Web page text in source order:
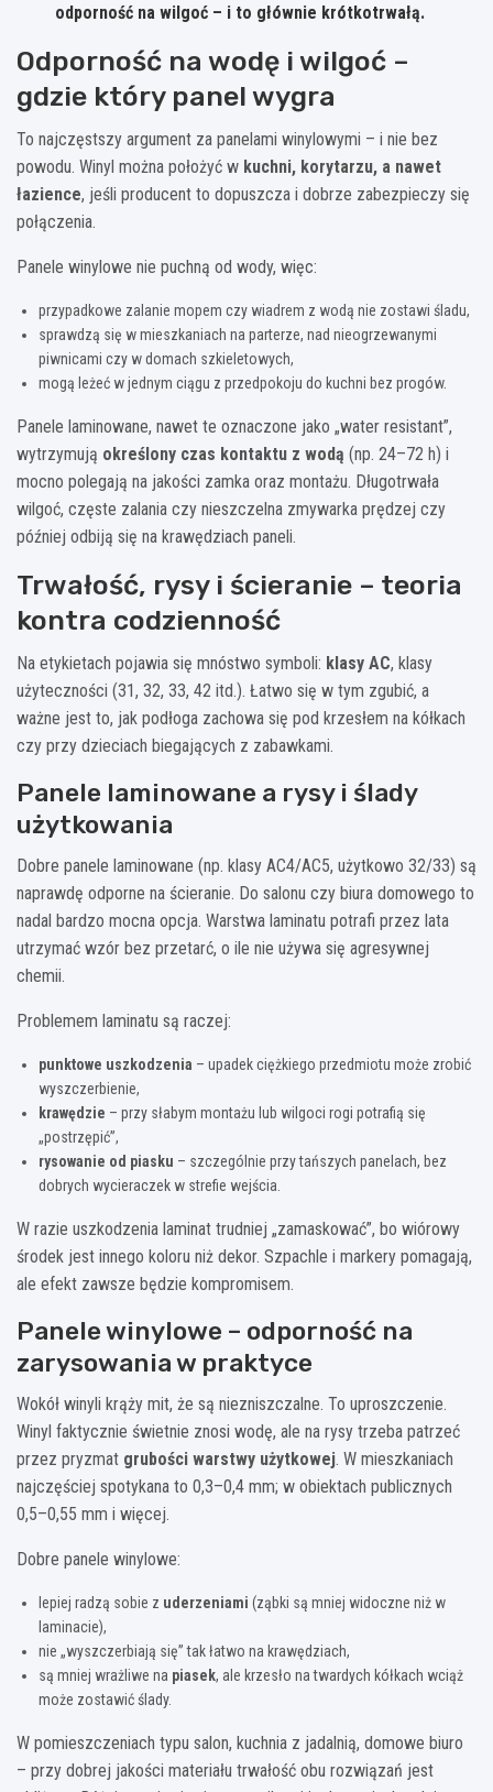
odporność na wilgoć – i to głównie krótkotrwałą.
Odporność na wodę i wilgoć –
gdzie który panel wygra
To najczęstszy argument za panelami winylowymi – i nie bez
powodu. Winyl można położyć w kuchni, korytarzu, a nawet
łazience, jeśli producent to dopuszcza i dobrze zabezpieczy się
połączenia.
Panele winylowe nie puchną od wody, więc:
przypadkowe zalanie mopem czy wiadrem z wodą nie zostawi śladu,
sprawdzą się w mieszkaniach na parterze, nad nieogrzewanymi
piwnicami czy w domach szkieletowych,
mogą leżeć w jednym ciągu z przedpokoju do kuchni bez progów.
Panele laminowane, nawet te oznaczone jako „water resistant”,
wytrzymują określony czas kontaktu z wodą (np. 24–72 h) i
mocno polegają na jakości zamka oraz montażu. Długotrwała
wilgoć, częste zalania czy nieszczelna zmywarka prędzej czy
później odbiją się na krawędziach paneli.
Trwałość, rysy i ścieranie – teoria
kontra codzienność
Na etykietach pojawia się mnóstwo symboli: klasy AC, klasy
użyteczności (31, 32, 33, 42 itd.). Łatwo się w tym zgubić, a
ważne jest to, jak podłoga zachowa się pod krzesłem na kółkach
czy przy dzieciach biegających z zabawkami.
Panele laminowane a rysy i ślady
użytkowania
Dobre panele laminowane (np. klasy AC4/AC5, użytkowo 32/33) są
naprawdę odporne na ścieranie. Do salonu czy biura domowego to
nadal bardzo mocna opcja. Warstwa laminatu potrafi przez lata
utrzymać wzór bez przetarć, o ile nie używa się agresywnej
chemii.
Problemem laminatu są raczej:
punktowe uszkodzenia – upadek ciężkiego przedmiotu może zrobić
wyszczerbienie,
krawędzie – przy słabym montażu lub wilgoci rogi potrafią się
„postrzępić”,
rysowanie od piasku – szczególnie przy tańszych panelach, bez
dobrych wycieraczek w strefie wejścia.
W razie uszkodzenia laminat trudniej „zamaskować”, bo wiórowy
środek jest innego koloru niż dekor. Szpachle i markery pomagają,
ale efekt zawsze będzie kompromisem.
Panele winylowe – odporność na
zarysowania w praktyce
Wokół winyli krąży mit, że są niezniszczalne. To uproszczenie.
Winyl faktycznie świetnie znosi wodę, ale na rysy trzeba patrzeć
przez pryzmat grubości warstwy użytkowej. W mieszkaniach
najczęściej spotykana to 0,3–0,4 mm; w obiektach publicznych
0,5–0,55 mm i więcej.
Dobre panele winylowe:
lepiej radzą sobie z uderzeniami (ząbki są mniej widoczne niż w
laminacie),
nie „wyszczerbiają się” tak łatwo na krawędziach,
są mniej wrażliwe na piasek, ale krzesło na twardych kółkach wciąż
może zostawić ślady.
W pomieszczeniach typu salon, kuchnia z jadalnią, domowe biuro
– przy dobrej jakości materiału trwałość obu rozwiązań jest